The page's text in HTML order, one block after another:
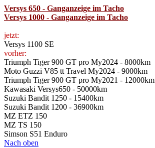
Versys 650 - Ganganzeige im Tacho
Versys 1000 - Ganganzeige im Tacho
jetzt:
Versys 1100 SE
vorher:
Triumph Tiger 900 GT pro My2024 - 8000km
Moto Guzzi V85 tt Travel My2024 - 9000km
Triumph Tiger 900 GT pro My2021 - 12000km
Kawasaki Versys650 - 50000km
Suzuki Bandit 1250 - 15400km
Suzuki Bandit 1200 - 36900km
MZ ETZ 150
MZ TS 150
Simson S51 Enduro
Nach oben